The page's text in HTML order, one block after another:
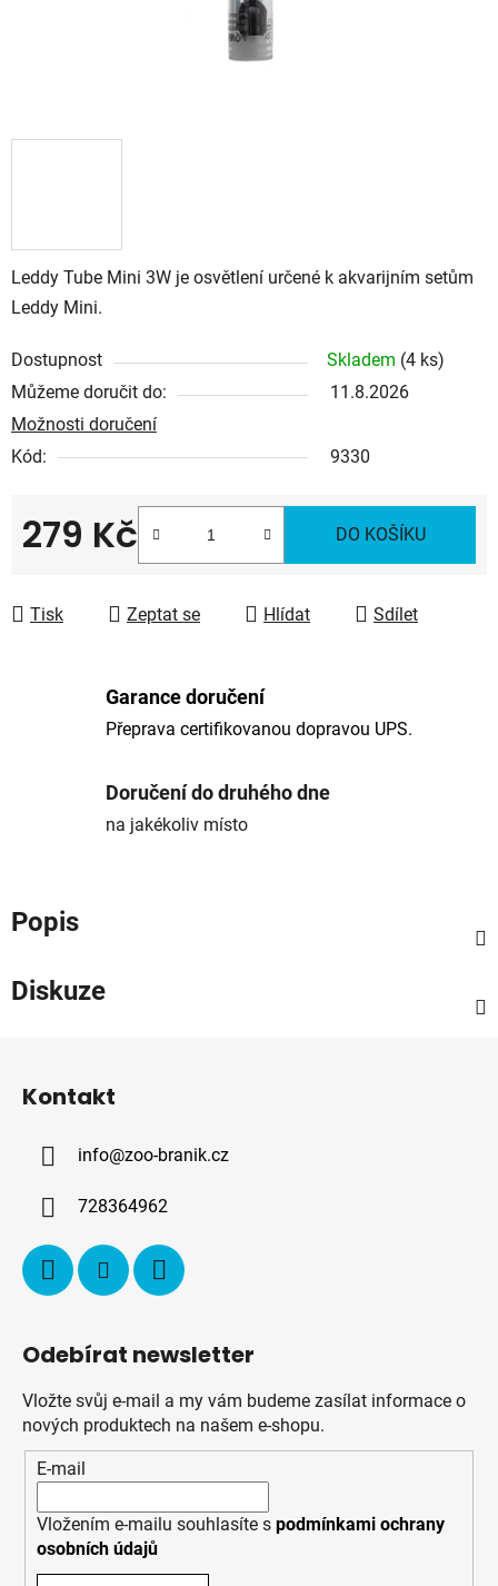
Leddy Tube Mini 3W je osvětlení určené k akvarijním setům
Leddy Mini.
Dostupnost Skladem (4 ks)
Můžeme doručit do:
11.8.2026
Možnosti doručení
Kód:
9330
279 Kč DO KOŠÍKU
Tisk Zeptat se Hlídat Sdílet
Garance doručení
Přeprava certifikovanou dopravou UPS.
Doručení do druhého dne
na jakékoliv místo
Popis
Diskuze
Kontakt
info@zoo-branik.cz
728364962
Odebírat newsletter
Vložte svůj e-mail a my vám budeme zasílat informace o
nových produktech na našem e-shopu.
E-mail
Vložením e-mailu souhlasíte s podmínkami ochrany
osobních údajů